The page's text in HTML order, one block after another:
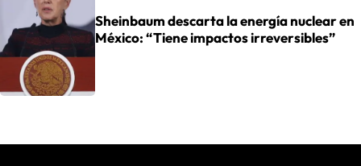
Sheinbaum descarta la energía nuclear en
México: “Tiene impactos irreversibles”